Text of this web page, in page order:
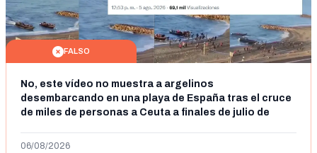
FALSO
No, este vídeo no muestra a argelinos
desembarcando en una playa de España tras el cruce
de miles de personas a Ceuta a finales de julio de
06/08/2026